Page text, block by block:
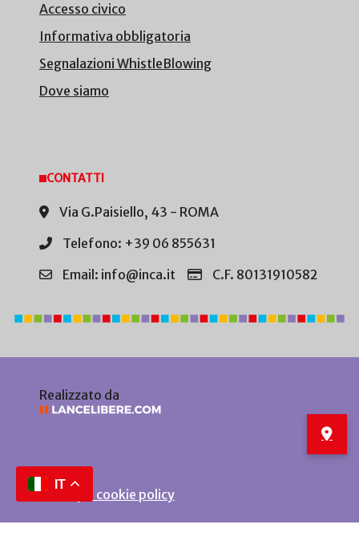
Accesso civico
Informativa obbligatoria
Segnalazioni WhistleBlowing
Dove siamo
CONTATTI
Via G.Paisiello, 43 - ROMA
Telefono: +39 06 855631
Email: info@inca.it
C.F. 80131910582
Realizzato da
Privacy e cookie policy
IT